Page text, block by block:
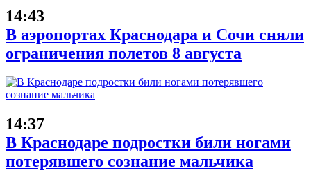
14:43
В аэропортах Краснодара и Сочи сняли
ограничения полетов 8 августа
14:37
В Краснодаре подростки били ногами
потерявшего сознание мальчика